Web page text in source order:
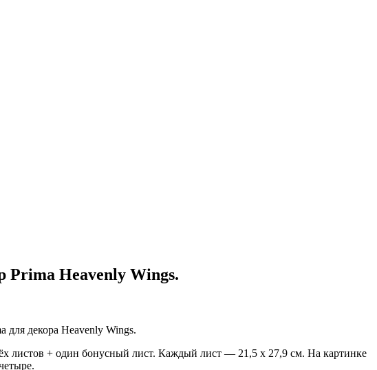
Prima Heavenly Wings.
для декора Heavenly Wings.
листов + один бонусный лист. Каждый лист — 21,5 х 27,9 см. На картинке